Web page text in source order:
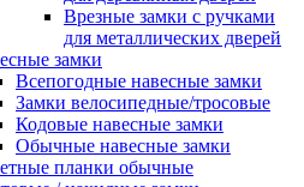
Врезные замки с ручками
для металлических дверей
замки
Всепогодные навесные замки
Замки велосипедные/тросовые
Кодовые навесные замки
Обычные навесные замки
планки обычные